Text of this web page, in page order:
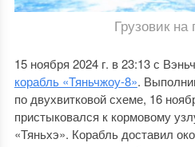
Грузовик на
15 ноября 2024 г. в 23:13 с
корабль «Тяньчжоу-8».
по двухвитковой схеме, 16
пристыковался к кормовому
«Тяньхэ». Корабль доставил